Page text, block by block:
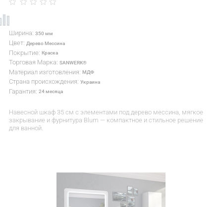
Ширина: 350 мм
Цвет: Дерево Мессина
Покрытие: Краска
Торговая Марка: SANWERK®
Материал изготовления: МДФ
Страна происхождения: Украина
Гарантия: 24 месяца
Навесной шкаф 35 см с элементами под дерево мессина, мягкое
закрывание и фурнитура Blum — компактное и стильное решение
для ванной.